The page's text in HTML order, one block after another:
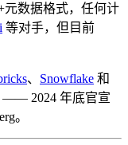
元数据格式，任何计
等对手，但目前
、 Snowflake 和
—— 2024 年底官宣
。